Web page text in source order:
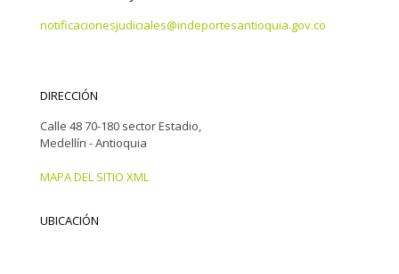
notificacionesjudiciales@indeportesantioquia.gov.co
DIRECCIÓN
Calle 48 70-180 sector Estadio,
Medellín - Antioquia
MAPA DEL SITIO XML
UBICACIÓN